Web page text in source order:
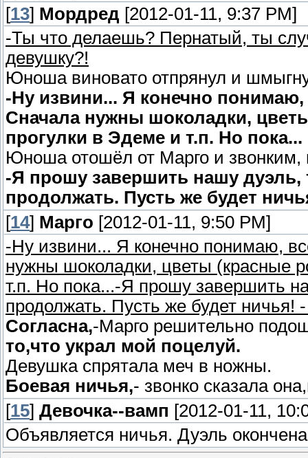
[13] Мордред [2012-01-11, 9:37 PM]
-Ты что делаешь? Пернатый, ты
девушку?!
Юноша виновато отпрянул и
-Ну извини... Я конечно
Сначала нужны шоколадки,
прогулки в Эдеме и т.п. Но пока...
Юноша отошёл от Марго и звонким,
-Я прошу завершить нашу дуэль,
продолжать. Пусть же будет
[14] Марго [2012-01-11, 9:50 PM]
-Ну извини... Я конечно понимаю,
нужны шоколадки, цветы (красные
т.п. Но пока...-Я прошу завершить
продолжать. Пусть же будет ничья!
Согласна,-Марго решительно
то,что украл мой поцелуй.
Девушка спрятала меч в ножны.
Боевая ничья,- звонко сказала
[15] Девочка--вамп [2012-01-11,
Объявляется ничья. Дуэль